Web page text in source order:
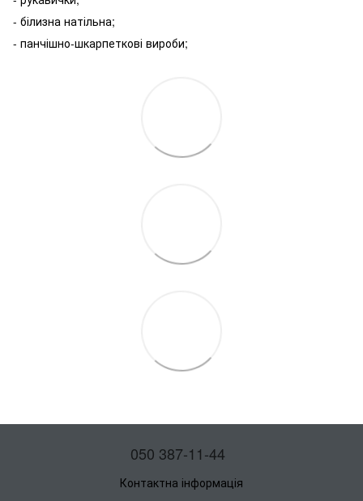
- білизна натільна;
- панчішно-шкарпеткові вироби;
050 387-11-44
Контактна інформація